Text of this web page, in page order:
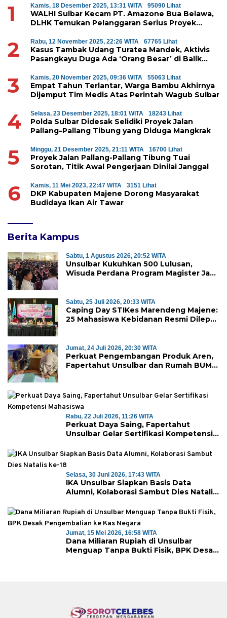
1 Kamis, 18 Desember 2025, 13:31 WITA 95090 Lihat
WALHI Sulbar Kecam PT. Amazone Bua Belawa,
DLHK Temukan Pelanggaran Serius Proyek
2 Rabu, 12 November 2025, 22:26 WITA 67765 Lihat
Kasus Tambak Udang Turatea Mandek, Aktivis
Pasangkayu Duga Ada ‘Orang Besar’ di Balik
3 Kamis, 20 November 2025, 09:36 WITA 55063 Lihat
Empat Tahun Terlantar, Warga Bambu Akhirnya
Dijemput Tim Medis Atas Perintah Wagub Sulbar
4 Selasa, 23 Desember 2025, 18:01 WITA 18243 Lihat
Polda Sulbar Didesak Selidiki Proyek Jalan
Pallang–Pallang Tibung yang Diduga Mangkrak
5 Minggu, 21 Desember 2025, 21:11 WITA 16700 Lihat
Proyek Jalan Pallang-Pallang Tibung Tuai
Sorotan, Titik Awal Pengerjaan Dinilai Janggal
6 Kamis, 11 Mei 2023, 22:47 WITA 3151 Lihat
DKP Kabupaten Majene Dorong Masyarakat
Budidaya Ikan Air Tawar
Berita Kampus
Sabtu, 1 Agustus 2026, 20:52 WITA
Unsulbar Kukuhkan 500 Lulusan,
Wisuda Perdana Program Magister Jadi
Sabtu, 25 Juli 2026, 20:33 WITA
Caping Day STIKes Marendeng Majene:
25 Mahasiswa Kebidanan Resmi Dilepas
Jumat, 24 Juli 2026, 20:30 WITA
Perkuat Pengembangan Produk Aren,
Fapertahut Unsulbar dan Rumah BUMN
Rabu, 22 Juli 2026, 11:26 WITA
Perkuat Daya Saing, Fapertahut
Unsulbar Gelar Sertifikasi Kompetensi
Selasa, 30 Juni 2026, 17:43 WITA
IKA Unsulbar Siapkan Basis Data
Alumni, Kolaborasi Sambut Dies Natalis
Jumat, 15 Mei 2026, 16:58 WITA
Dana Miliaran Rupiah di Unsulbar
Menguap Tanpa Bukti Fisik, BPK Desak